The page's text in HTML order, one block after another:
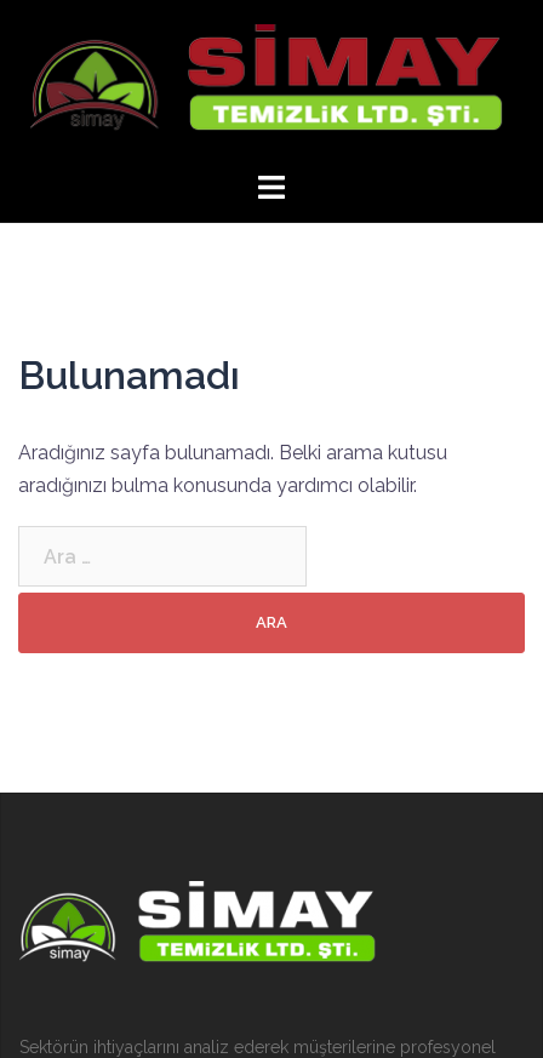
Bulunamadı
Aradığınız sayfa bulunamadı. Belki arama kutusu
aradığınızı bulma konusunda yardımcı olabilir.
Sektörün ihtiyaçlarını analiz ederek müşterilerine profesyonel